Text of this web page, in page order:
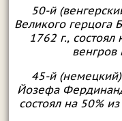
50-й
Великого герцога
1762 г.,
венгров
45-й
Йозефа
состоял на 50%